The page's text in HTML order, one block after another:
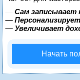
— Сам записывает
—
— Увеличивает
Начать